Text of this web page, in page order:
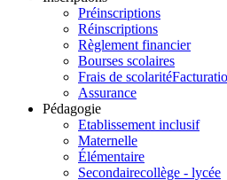
Préinscriptions
Réinscriptions
Règlement financier
Bourses scolaires
Frais de scolarité
Assurance
Pédagogie
Etablissement inclusif
Maternelle
Élémentaire
Secondairecollège - lycée